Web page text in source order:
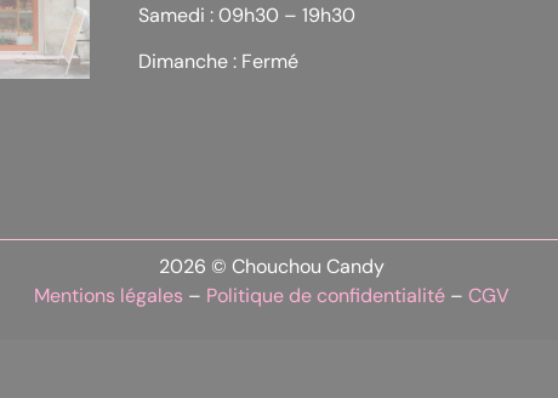
Samedi : 09h30 – 19h30
Dimanche : Fermé
2026 © Chouchou Candy
Mentions légales – Politique de confidentialité – CGV